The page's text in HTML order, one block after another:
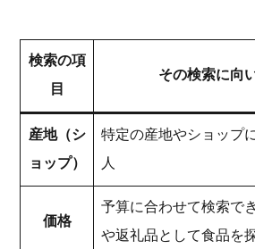
検索の項
目
その検索に向
産地（シ
ョップ）
特定の産地やショップ
人
価格
予算に合わせて検索で
や返礼品として食品を